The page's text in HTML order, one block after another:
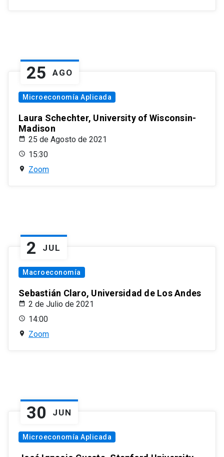
25 AGO
Microeconomía Aplicada
Laura Schechter, University of Wisconsin-
Madison
25 de Agosto de 2021
15:30
Zoom
2 JUL
Macroeconomía
Sebastián Claro, Universidad de Los Andes
2 de Julio de 2021
14:00
Zoom
30 JUN
Microeconomía Aplicada